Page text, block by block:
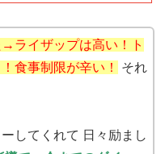
ライザップは高い！ト
食事制限が辛い！
それ
してくれて 日々励まし